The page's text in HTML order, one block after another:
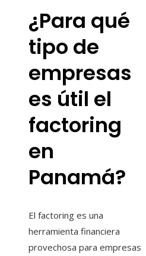
¿Para qué
tipo de
empresas
es útil el
factoring
en
Panamá?
El factoring es una
herramienta financiera
provechosa para empresas